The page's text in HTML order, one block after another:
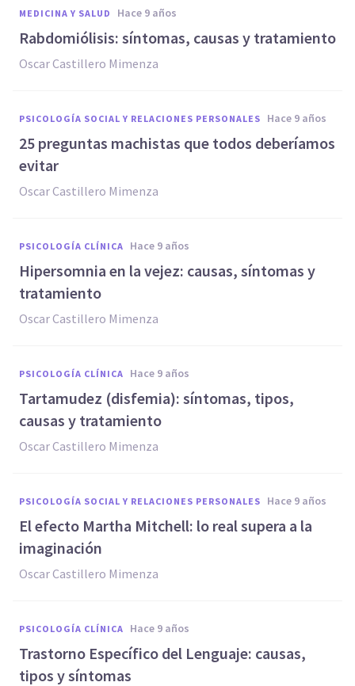
MEDICINA Y SALUD hace 9 años
Rabdomiólisis: síntomas, causas y tratamiento
Oscar Castillero Mimenza
PSICOLOGÍA SOCIAL Y RELACIONES PERSONALES hace 9 años
​25 preguntas machistas que todos deberíamos
evitar
Oscar Castillero Mimenza
PSICOLOGÍA CLÍNICA hace 9 años
​Hipersomnia en la vejez: causas, síntomas y
tratamiento
Oscar Castillero Mimenza
PSICOLOGÍA CLÍNICA hace 9 años
Tartamudez (disfemia): síntomas, tipos,
causas y tratamiento
Oscar Castillero Mimenza
PSICOLOGÍA SOCIAL Y RELACIONES PERSONALES hace 9 años
El efecto Martha Mitchell: lo real supera a la
imaginación
Oscar Castillero Mimenza
PSICOLOGÍA CLÍNICA hace 9 años
Trastorno Específico del Lenguaje: causas,
tipos y síntomas